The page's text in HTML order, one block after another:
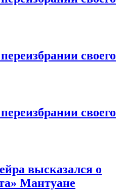
своего
своего
высказался о
Мантуане